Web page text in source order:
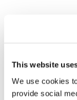
This website
We use cookies
provide social